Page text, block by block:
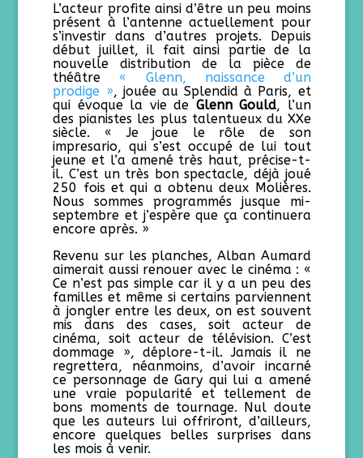
L’acteur profite ainsi d’être un peu moins
présent à l’antenne actuellement pour
s’investir dans d’autres projets. Depuis
début juillet, il fait ainsi partie de la
nouvelle distribution de la pièce de
théâtre « Glenn, naissance d’un
prodige », jouée au Splendid à Paris, et
qui évoque la vie de Glenn Gould, l’un
des pianistes les plus talentueux du XXe
siècle. « Je joue le rôle de son
impresario, qui s’est occupé de lui tout
jeune et l’a amené très haut, précise-t-
il. C’est un très bon spectacle, déjà joué
250 fois et qui a obtenu deux Molières.
Nous sommes programmés jusque mi-
septembre et j’espère que ça continuera
encore après. »
Revenu sur les planches, Alban Aumard
aimerait aussi renouer avec le cinéma : «
Ce n’est pas simple car il y a un peu des
familles et même si certains parviennent
à jongler entre les deux, on est souvent
mis dans des cases, soit acteur de
cinéma, soit acteur de télévision. C’est
dommage », déplore-t-il. Jamais il ne
regrettera, néanmoins, d’avoir incarné
ce personnage de Gary qui lui a amené
une vraie popularité et tellement de
bons moments de tournage. Nul doute
que les auteurs lui offriront, d’ailleurs,
encore quelques belles surprises dans
les mois à venir.